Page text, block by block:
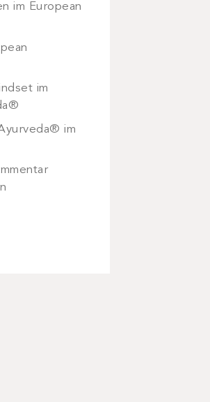
im European
im
im